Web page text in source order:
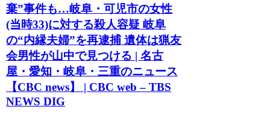
棄”事件も…岐阜・可児市の女性
(当時33)に対する殺人容疑 岐阜
の“内縁夫婦”を再逮捕 遺体は猟友
会男性が山中で見つける | 名古
屋・愛知・岐阜・三重のニュース
【CBC news】 | CBC web – TBS
NEWS DIG